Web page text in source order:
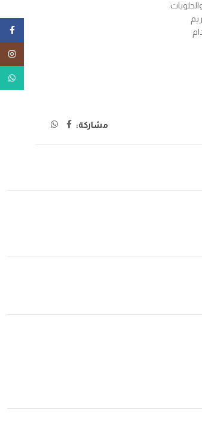
مشاركة: